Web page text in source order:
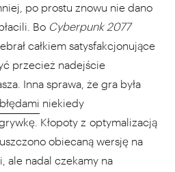
po prostu znowu nie dano
Bo Cyberpunk 2077
całkiem satysfakcjonujące
przecież nadejście
Inna sprawa, że gra była
błędami niekiedy
Kłopoty z optymalizacją
obiecaną wersję na
ale nadal czekamy na